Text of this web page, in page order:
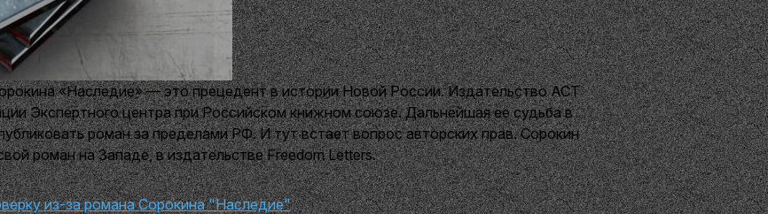
«Наследие» — это прецедент в истории Новой России. Издательство АСТ
Экспертного центра при Российском книжном союзе. Дальнейшая ее судьба в
роман за пределами РФ. И тут встает вопрос авторских прав. Сорокин
роман на Западе, в издательстве Freedom Letters.
из-за романа Сорокина "Наследие"